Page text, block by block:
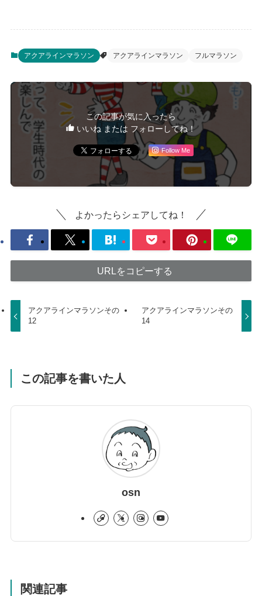
アクアラインマラソン アクアラインマラソン フルマラソン
この記事が気に入ったら
いいね または フォローしてね！
Follow Me
よかったらシェアしてね！
URLをコピーする
アクアラインマラソンその
12
アクアラインマラソンその
14
この記事を書いた人
osn
関連記事